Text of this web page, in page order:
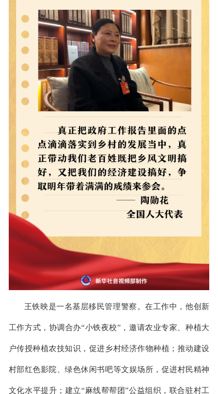
王铁映是一名基层移民管理警察。在工作中，他创新
工作方式，协调合办“小铁夜校”，邀请农业专家、种植大
户传授种植农技知识，促进乡村经济作物种植；推动建设
村部红色影院、绿色休闲书吧等文娱场所，促进村民精神
文化水平提升；建立“麻线帮帮团”公益组织，联合驻村工